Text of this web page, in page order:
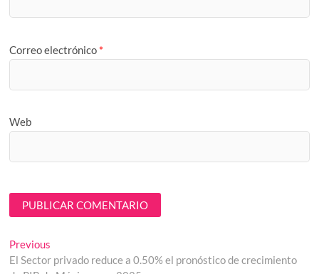
Correo electrónico *
Web
Navegación
Previous
post:
El Sector privado reduce a 0.50% el pronóstico de crecimiento